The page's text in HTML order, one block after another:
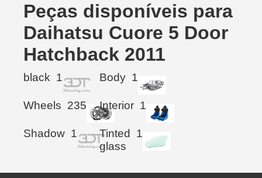
Peças disponíveis para
Daihatsu Cuore 5 Door
Hatchback 2011
black 1 Body 1
Wheels 235 Interior 1
Shadow 1
Tinted
glass
1